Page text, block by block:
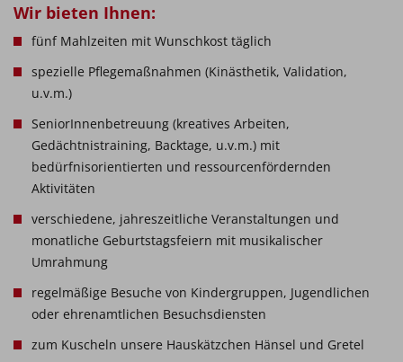
Wir bieten Ihnen:
fünf Mahlzeiten mit Wunschkost täglich
spezielle Pflegemaßnahmen (Kinästhetik, Validation,
u.v.m.)
SeniorInnenbetreuung (kreatives Arbeiten,
Gedächtnistraining, Backtage, u.v.m.) mit
bedürfnisorientierten und ressourcenfördernden
Aktivitäten
verschiedene, jahreszeitliche Veranstaltungen und
monatliche Geburtstagsfeiern mit musikalischer
Umrahmung
regelmäßige Besuche von Kindergruppen, Jugendlichen
oder ehrenamtlichen Besuchsdiensten
zum Kuscheln unsere Hauskätzchen Hänsel und Gretel